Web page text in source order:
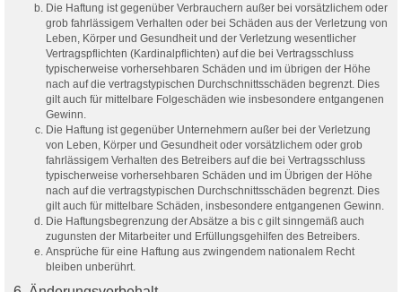
Die Haftung ist gegenüber Verbrauchern außer bei vorsätzlichem oder
grob fahrlässigem Verhalten oder bei Schäden aus der Verletzung von
Leben, Körper und Gesundheit und der Verletzung wesentlicher
Vertragspflichten (Kardinalpflichten) auf die bei Vertragsschluss
typischerweise vorhersehbaren Schäden und im übrigen der Höhe
nach auf die vertragstypischen Durchschnittsschäden begrenzt. Dies
gilt auch für mittelbare Folgeschäden wie insbesondere entgangenen
Gewinn.
Die Haftung ist gegenüber Unternehmern außer bei der Verletzung
von Leben, Körper und Gesundheit oder vorsätzlichem oder grob
fahrlässigem Verhalten des Betreibers auf die bei Vertragsschluss
typischerweise vorhersehbaren Schäden und im Übrigen der Höhe
nach auf die vertragstypischen Durchschnittsschäden begrenzt. Dies
gilt auch für mittelbare Schäden, insbesondere entgangenen Gewinn.
Die Haftungsbegrenzung der Absätze a bis c gilt sinngemäß auch
zugunsten der Mitarbeiter und Erfüllungsgehilfen des Betreibers.
Ansprüche für eine Haftung aus zwingendem nationalem Recht
bleiben unberührt.